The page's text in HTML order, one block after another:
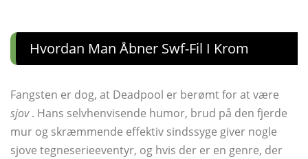
Hvordan Man Åbner Swf-Fil I Krom
Fangsten er dog, at Deadpool er berømt for at være
sjov. Hans selvhenvisende humor, brud på den fjerde
mur og skræmmende effektiv sindssyge giver nogle
sjove tegneserieeventyr, og hvis der er en genre, der